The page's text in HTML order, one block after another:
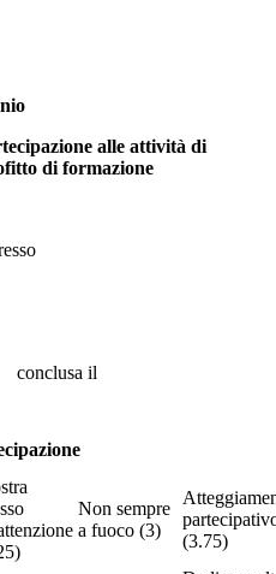
alle attività di
di formazione
conclusa il
Non sempre
a fuoco (3)
(3.75)